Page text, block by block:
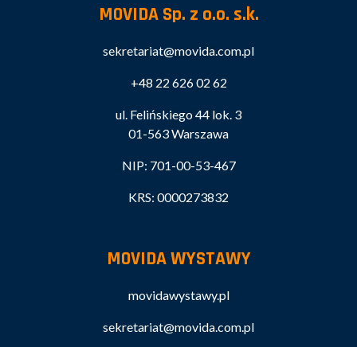
MOVIDA Sp. z o.o. s.k.
sekretariat@movida.com.pl
+48 22 626 02 62
ul. Felińskiego 44 lok. 3
01-563 Warszawa
NIP: 701-00-53-467
KRS: 0000273832
MOVIDA WYSTAWY
movidawystawy.pl
sekretariat@movida.com.pl